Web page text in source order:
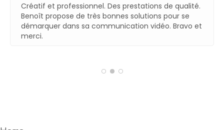
prestations de qualité.
solutions pour se
vidéo. Bravo et